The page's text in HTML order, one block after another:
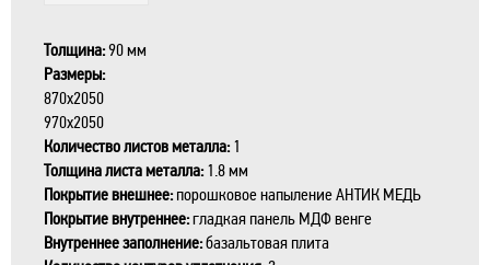
Толщина:90 мм
Размеры:
870x2050
970x2050
Количество листов металла:1
Толщина листа металла:1.8 мм
Покрытие внешнее:порошковое напыление АНТИК МЕДЬ
Покрытие внутреннее:гладкая панель МДФ венге
Внутреннее заполнение:базальтовая плита